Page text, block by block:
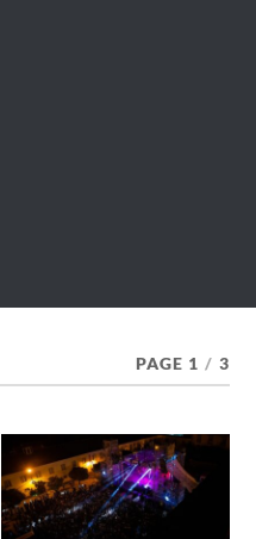
PAGE 1 / 3